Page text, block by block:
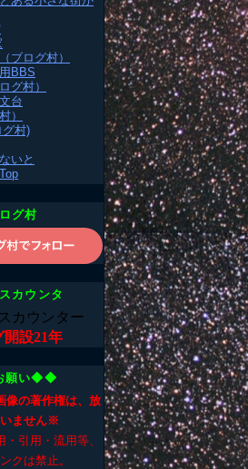
ブログ村）
BBS
グ村）
台
）
グ村)
いと
グ村
カウンタ
開設21年
願い◆◆
像の著作権は、放
ません※
引用・流用等、
クは禁止。